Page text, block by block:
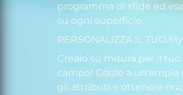
programma di sfide ed
su ogni superficie.
PERSONALIZZA IL TUO
Crealo su misura per il
campo! Grazie a
gli attributi e ottenere